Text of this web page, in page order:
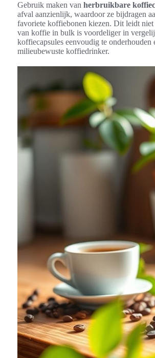
Gebruik maken van herbruikbare
afval aanzienlijk, waardoor ze bijdragen
favoriete koffiebonen kiezen. Dit leidt niet
van koffie in bulk is voordeliger in
koffiecapsules eenvoudig te
milieubewuste koffiedrinker.